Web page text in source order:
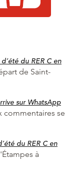
du RER C en
de Saint-
sur WhatsApp
commentaires se
du RER C en
à